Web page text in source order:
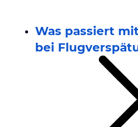
Was passiert
bei